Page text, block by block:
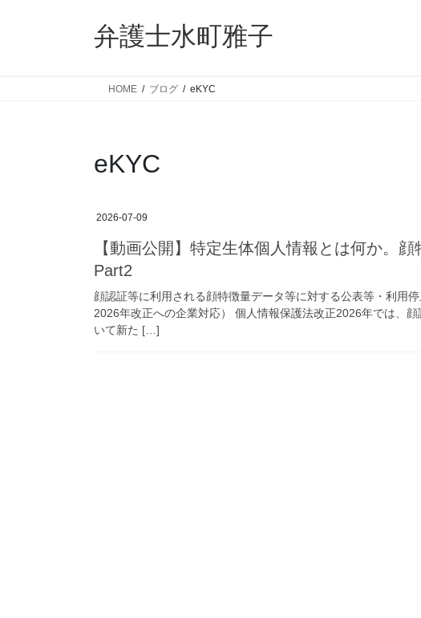
弁護士水町雅子
HOME ブログ eKYC
eKYC
2026-07-09
【動画公開】特定生体個人情報とは何か。
Part2
顔認証等に利用される顔特徴量データ等に対する公表等・利用
2026年改正への企業対応） 個人情報保護法改正2026年では、
いて新た […]